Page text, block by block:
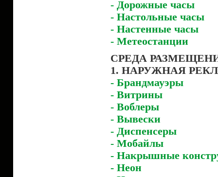
- Дорожные часы
- Настольные часы
- Настенные часы
- Метеостанции
СРЕДА
1. НАРУЖНАЯ
- Брандмауэры
- Витрины
- Воблеры
- Вывески
- Диспенсеры
- Мобайлы
- Накрышные
- Неон